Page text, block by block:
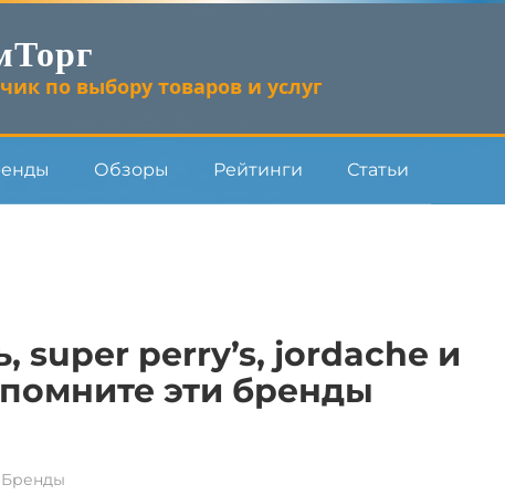
по выбору товаров и услуг
Обзоры Рейтинги Статьи
super perry’s, jordache и
эти бренды
Бренды